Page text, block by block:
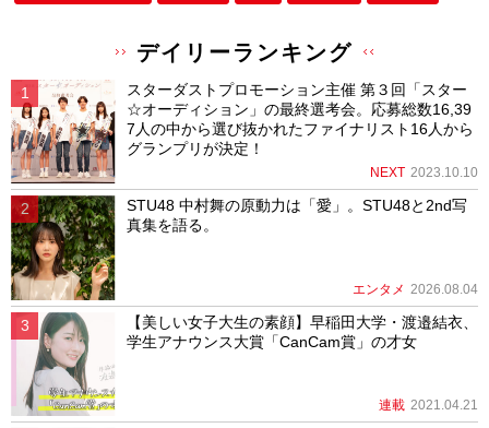
デイリーランキング
スターダストプロモーション主催 第３回「スター
☆オーディション」の最終選考会。応募総数16,39
7人の中から選び抜かれたファイナリスト16人から
グランプリが決定！
NEXT 2023.10.10
STU48 中村舞の原動力は「愛」。STU48と2nd写
真集を語る。
エンタメ 2026.08.04
【美しい女子大生の素顔】早稲田大学・渡邉結衣、
学生アナウンス大賞「CanCam賞」の才女
連載 2021.04.21